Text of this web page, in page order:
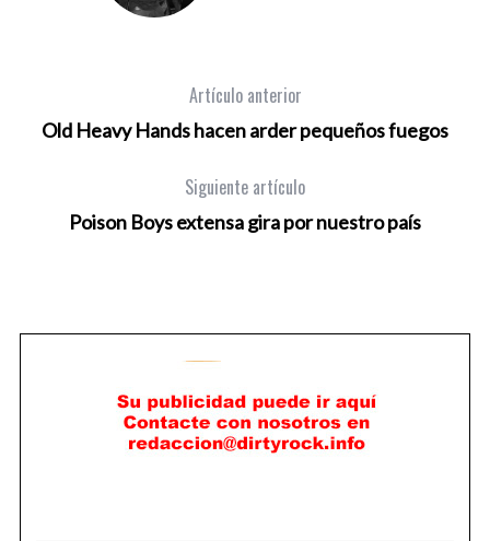
Artículo anterior
Old Heavy Hands hacen arder pequeños fuegos
Siguiente artículo
Poison Boys extensa gira por nuestro país